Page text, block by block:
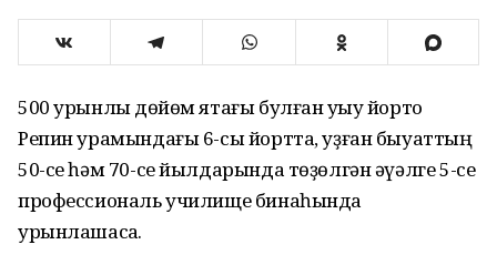
500 урынлыҡ дөйөм ятағы булған уҡыу йорто
Репин урамындағы 6-сы йортта, уҙған быуаттың
50-се һәм 70-се йылдарында төҙөлгән әүәлге 5-се
профессиональ училище бинаһында
урынлашасаҡ.